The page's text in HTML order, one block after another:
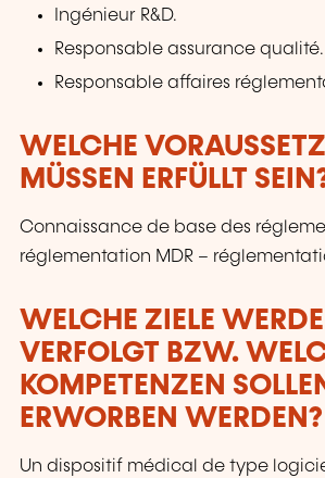
Ingénieur R&D.
Responsable assurance qualité.
Responsable affaires
WELCHE
MÜSSEN ERFÜLLT
Connaissance de base des
réglementation MDR –
WELCHE ZIELE
VERFOLGT BZW.
KOMPETENZEN
ERWORBEN WERDEN?
Un dispositif médical de type